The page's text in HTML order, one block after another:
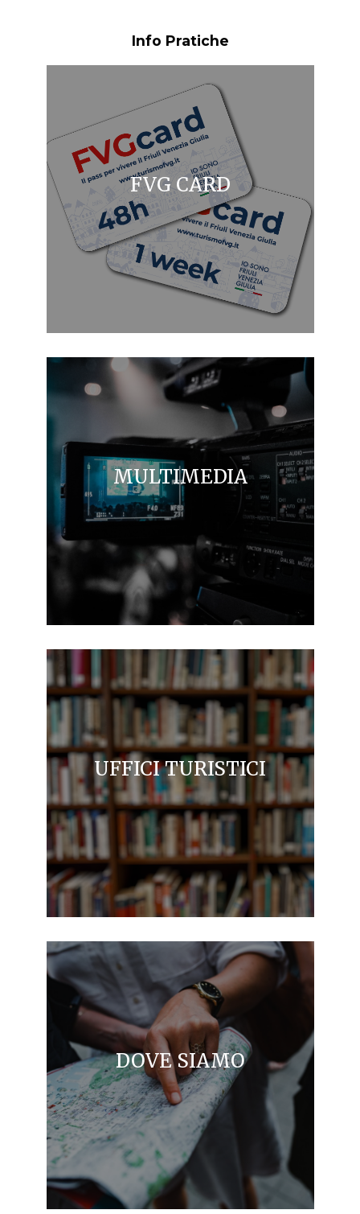
Info Pratiche
FVG CARD
MULTIMEDIA
UFFICI TURISTICI
DOVE SIAMO